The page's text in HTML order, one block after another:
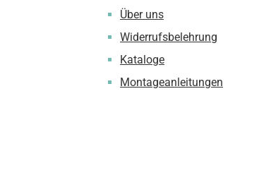
Über uns
Widerrufsbelehrung
Kataloge
Montageanleitungen